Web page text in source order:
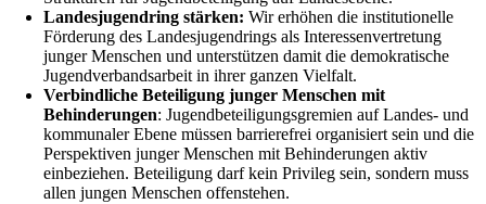
Landesjugendring stärken: Wir erhöhen die institutionelle
Förderung des Landesjugendrings als Interessenvertretung
junger Menschen und unterstützen damit die demokratische
Jugendverbandsarbeit in ihrer ganzen Vielfalt.
Verbindliche Beteiligung junger Menschen mit
Behinderungen: Jugendbeteiligungsgremien auf Landes- und
kommunaler Ebene müssen barrierefrei organisiert sein und die
Perspektiven junger Menschen mit Behinderungen aktiv
einbeziehen. Beteiligung darf kein Privileg sein, sondern muss
allen jungen Menschen offenstehen.